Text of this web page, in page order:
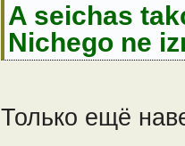
A seichas
Nichego ne
Только ещё